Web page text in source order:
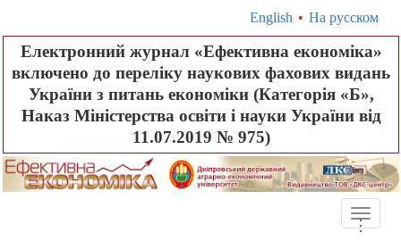
English • На русском
Електронний журнал «Ефективна економіка»
включено до переліку наукових фахових видань
України з питань економіки (Категорія «Б»,
Наказ Міністерства освіти і науки України від
11.07.2019 № 975)
Toggle
...